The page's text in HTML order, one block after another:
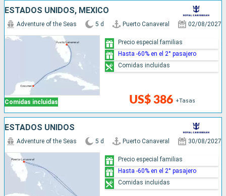
ESTADOS UNIDOS, MÉXICO
Comidas incluidas
Adventure of the Seas 5 d Puerto Canaveral 02/08/2027
US$ 386 +Tasas
Precio especial familias
Hasta -60% en el 2° pasajero
Comidas incluidas
ESTADOS UNIDOS
Adventure of the Seas 5 d Puerto Canaveral 30/08/2027
Precio especial familias
Hasta -60% en el 2° pasajero
Comidas incluidas